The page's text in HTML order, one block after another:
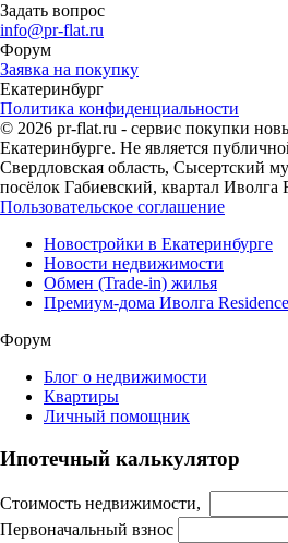
Задать вопрос
info@pr-flat.ru
Форум
Заявка на покупку
Екатеринбург
Политика конфиденциальности
© 2026 pr-flat.ru - сервис покупки
Екатеринбурге. Не является
Свердловская область, Сысертский
посёлок Габиевский, квартал Иволга
Пользовательское соглашение
Новостройки в Екатеринбурге
Новости недвижимости
Обмен (Trade-in) жилья
Премиум-дома Иволга
Форум
Блог о недвижимости
Квартиры
Личный помощник
Ипотечный калькулятор
Стоимость недвижимости,
Первоначальный взнос